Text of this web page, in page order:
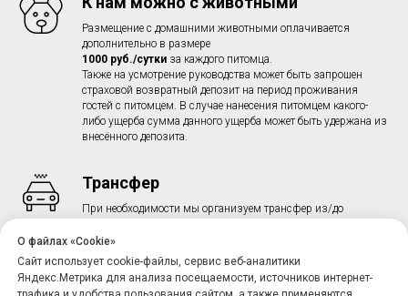
Размещение с домашними животными оплачивается
дополнительно в размере
1000 руб./сутки за каждого питомца.
Также на усмотрение руководства может быть запрошен
страховой возвратный депозит на период проживания
гостей с питомцем. В случае нанесения питомцем какого-
либо ущерба сумма данного ущерба может быть удержана из
внесённого депозита.
Трансфер
При необходимости мы организуем трансфер из/до
Wi-fi на всей территории
О файлах «Cookie»
Сайт использует cookie-файлы, сервис веб-аналитики
Яндекс.Метрика для анализа посещаемости, источников интернет-